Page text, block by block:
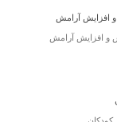
افزایش آرامش